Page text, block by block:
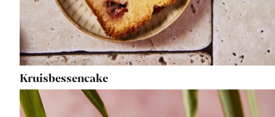
Kruisbessencake